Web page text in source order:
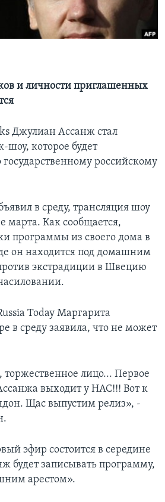
и личности приглашенных
Джулиан Ассанж стал
шоу, которое будет
государственному российскому
в среду, трансляция шоу
марта. Как сообщается,
программы из своего дома в
он находится под домашним
экстрадиции в Швецию
Today Маргарита
в среду заявила, что не может
торжественное лицо... Первое
выходит у НАС!!! Вот к
Щас выпустим релиз», -
эфир состоится в середине
будет записывать программу,
арестом».